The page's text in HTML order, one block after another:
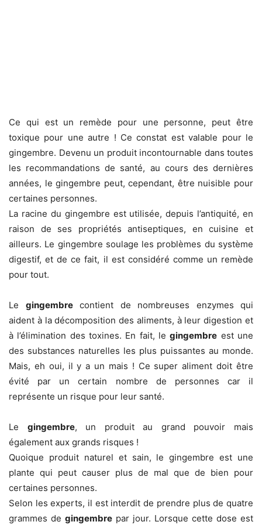
Ce qui est un remède pour une personne, peut être
toxique pour une autre ! Ce constat est valable pour le
gingembre. Devenu un produit incontournable dans toutes
les recommandations de santé, au cours des dernières
années, le gingembre peut, cependant, être nuisible pour
certaines personnes.
La racine du gingembre est utilisée, depuis l’antiquité, en
raison de ses propriétés antiseptiques, en cuisine et
ailleurs. Le gingembre soulage les problèmes du système
digestif, et de ce fait, il est considéré comme un remède
pour tout.
Le gingembrecontient de nombreuses enzymes qui
aident à la décomposition des aliments, à leur digestion et
à l’élimination des toxines. En fait, legingembre est une
des substances naturelles les plus puissantes au monde.
Mais, eh oui, il y a un mais ! Ce super aliment doit être
évité par un certain nombre de personnes car il
représente un risque pour leur santé.
Le gingembre, un produit au grand pouvoir mais
également aux grands risques !
Quoique produit naturel et sain, le gingembre est une
plante qui peut causer plus de mal que de bien pour
certaines personnes.
Selon les experts, il est interdit de prendre plus de quatre
grammes de gingembre par jour. Lorsque cette dose est